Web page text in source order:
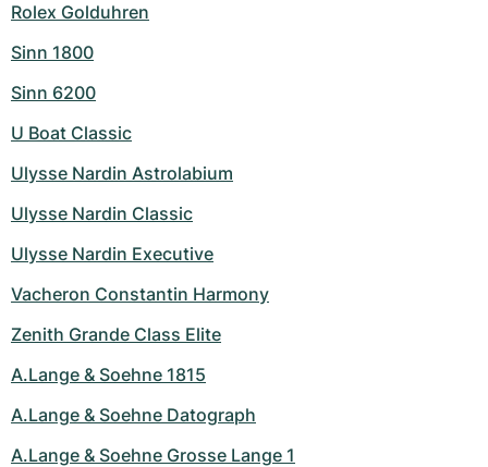
Rolex Golduhren
Sinn 1800
Sinn 6200
U Boat Classic
Ulysse Nardin Astrolabium
Ulysse Nardin Classic
Ulysse Nardin Executive
Vacheron Constantin Harmony
Zenith Grande Class Elite
A.Lange & Soehne 1815
A.Lange & Soehne Datograph
A.Lange & Soehne Grosse Lange 1